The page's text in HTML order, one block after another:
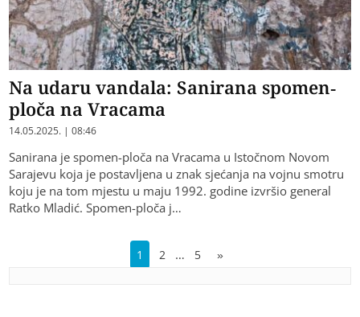
Na udaru vandala: Sanirana spomen-
ploča na Vracama
14.05.2025. | 08:46
Sanirana je spomen-ploča na Vracama u Istočnom Novom
Sarajevu koja je postavljena u znak sjećanja na vojnu smotru
koju je na tom mjestu u maju 1992. godine izvršio general
Ratko Mladić. Spomen-ploča j…
1 2 … 5 »